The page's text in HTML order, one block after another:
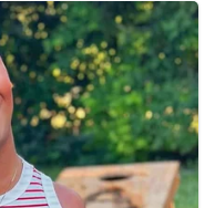
secara semula jadi,”
masa selama 15 minit
keadaan pesakit
kekal. –